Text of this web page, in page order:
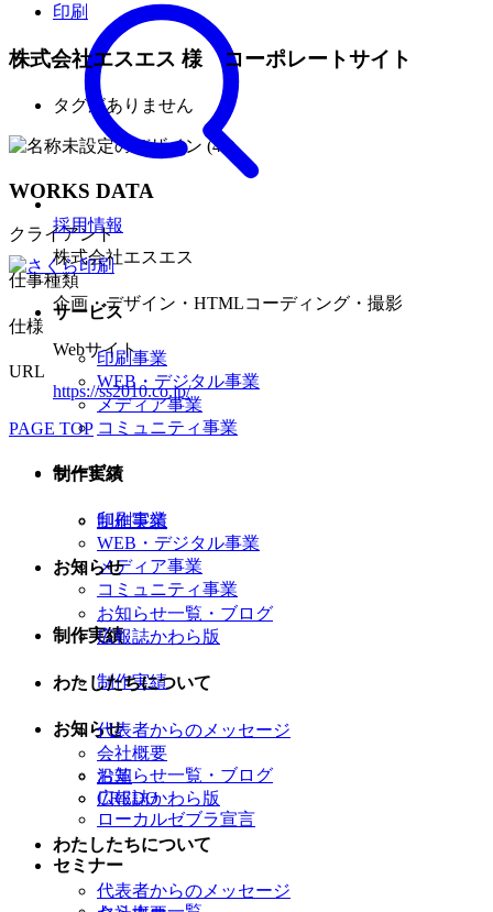
採用情報
サービス
印刷事業
WEB・デジタル事業
メディア事業
コミュニティ事業
制作実績
制作実績
お知らせ
お知らせ一覧・ブログ
広報誌かわら版
わたしたちについて
代表者からのメッセージ
会社概要
沿革
CREDO
ローカルゼブラ宣言
セミナー
印刷
株式会社エスエス 様 コーポレートサイト
タグがありません
WORKS DATA
クライアント
株式会社エスエス
仕事種類
企画・デザイン・HTMLコーディング・撮影
仕様
Webサイト
URL
https://ss2010.co.jp/
PAGE TOP
サービス
印刷事業
WEB・デジタル事業
メディア事業
コミュニティ事業
制作実績
制作実績
お知らせ
お知らせ一覧・ブログ
広報誌かわら版
わたしたちについて
代表者からのメッセージ